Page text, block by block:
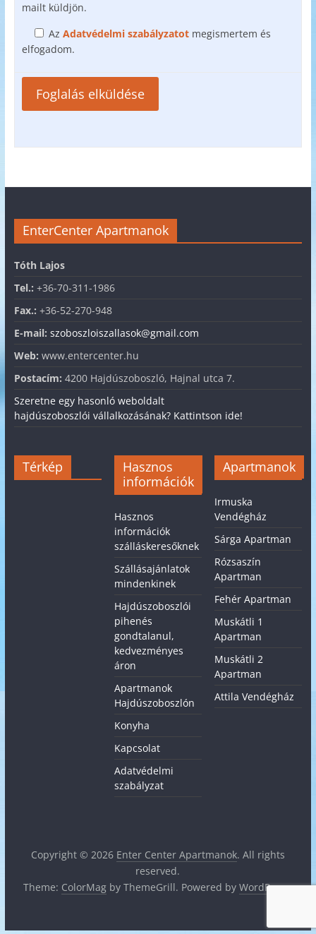
mailt küldjön.
Az Adatvédelmi szabályzatot megismertem és
elfogadom.
EnterCenter Apartmanok
Tóth Lajos
Tel.: +36-70-311-1986
Fax.: +36-52-270-948
E-mail: szoboszloiszallasok@gmail.com
Web: www.entercenter.hu
Postacím: 4200 Hajdúszoboszló, Hajnal utca 7.
Szeretne egy hasonló weboldalt
hajdúszoboszlói vállalkozásának? Kattintson ide!
Térkép
Hasznos
információk
Hasznos
információk
szálláskeresőknek
Szállásajánlatok
mindenkinek
Hajdúszoboszlói
pihenés
gondtalanul,
kedvezményes
áron
Apartmanok
Hajdúszoboszlón
Konyha
Kapcsolat
Adatvédelmi
szabályzat
Apartmanok
Irmuska
Vendégház
Sárga Apartman
Rózsaszín
Apartman
Fehér Apartman
Muskátli 1
Apartman
Muskátli 2
Apartman
Attila Vendégház
Copyright © 2026 Enter Center Apartmanok. All rights
reserved.
Theme: ColorMagby ThemeGrill. Powered by WordPress.